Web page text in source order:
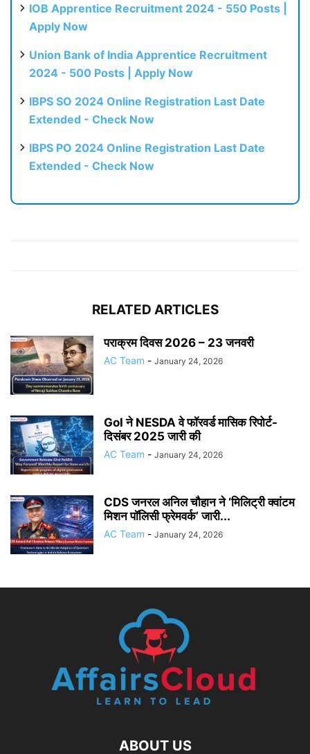
IOB Apprentice Recruitment 2024 - 550 Posts |
Apply Now
Union Bank of India Apprentice Recruitment
2024 - 500 Posts | Apply Now
IBPS SO 2024 Online Registration Last Date
Extended - Check Now
IBPS PO 2024 Online Registration Last Date
Extended - Check Now
RELATED ARTICLES
पराक्रम दिवस 2026 – 23 जनवरी
AC Team - January 24, 2026
GoI ने NESDA वे फॉरवर्ड मासिक रिपोर्ट-
दिसंबर 2025 जारी की
AC Team - January 24, 2026
CDS जनरल अनिल चौहान ने ‘मिलिट्री क्वांटम
मिशन पॉलिसी फ्रेमवर्क’ जारी...
AC Team - January 24, 2026
ABOUT US